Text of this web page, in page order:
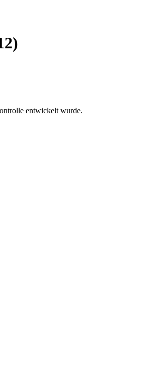
entwickelt wurde.